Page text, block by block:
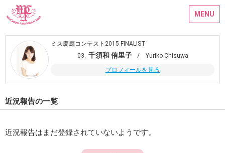
MENU
ミス慶應コンテスト2015 FINALIST
03. 千須和 侑里子
/ Yuriko Chisuwa
プロフィールを見る
近況報告の一覧
近況報告はまだ登録されていないようです。